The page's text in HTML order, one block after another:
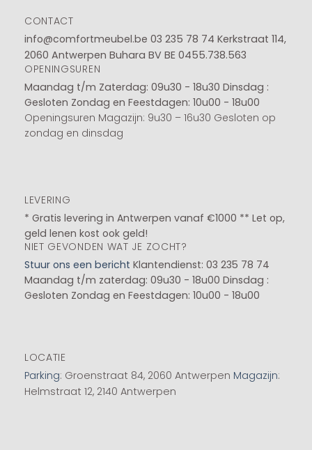
CONTACT
info@comfortmeubel.be 03 235 78 74 Kerkstraat 114,
2060 Antwerpen Buhara BV BE 0455.738.563
OPENINGSUREN
Maandag t/m Zaterdag: 09u30 - 18u30 Dinsdag :
Gesloten Zondag en Feestdagen: 10u00 - 18u00
Openingsuren Magazijn: 9u30 – 16u30 Gesloten op
zondag en dinsdag
LEVERING
* Gratis levering in Antwerpen vanaf €1000 ** Let op,
geld lenen kost ook geld!
NIET GEVONDEN WAT JE ZOCHT?
Stuur ons een bericht Klantendienst: 03 235 78 74
Maandag t/m zaterdag: 09u30 - 18u00 Dinsdag :
Gesloten Zondag en Feestdagen: 10u00 - 18u00
LOCATIE
Parking: Groenstraat 84, 2060 Antwerpen Magazijn:
Helmstraat 12, 2140 Antwerpen